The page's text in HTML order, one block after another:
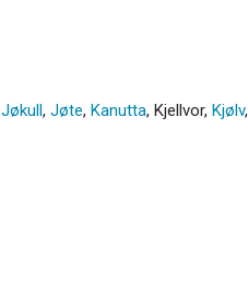
Jøkull, Jøte, Kanutta, Kjellvor, Kjølv,